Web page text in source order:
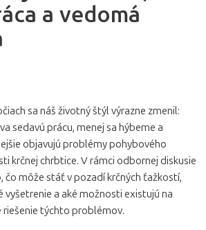
a vedomá
sa náš životný štýl výrazne zmenil:
sedavú prácu, menej sa hýbeme a
objavujú problémy pohybového
krčnej chrbtice. V rámci odbornej diskusie
čo môže stáť v pozadí krčných ťažkostí,
a aké možnosti existujú na
týchto problémov.